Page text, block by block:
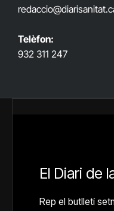
Telèfon:
932 311 247